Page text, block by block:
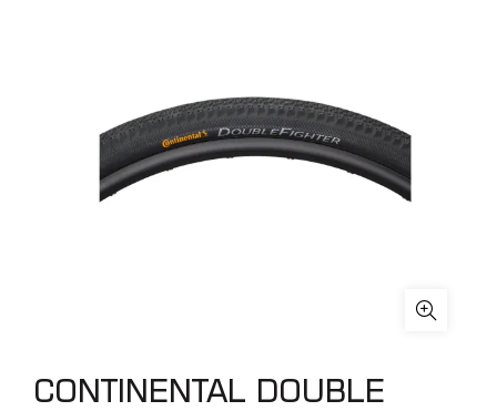
CONTINENTAL DOUBLE